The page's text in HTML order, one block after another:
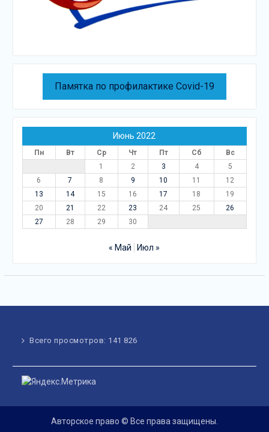
Памятка по профилактике Covid-19
Июнь 2022
Пн Вт Ср Чт Пт Сб
Вс
1
2 3 4
5
6
7 8 9 10 11
12
13
14 15 16 17 18
19
20
21 22 23 24 25
26
27
28 29 30
« Май Июл »
Всего просмотров: 141 826
Авторское право © Все права защищены.